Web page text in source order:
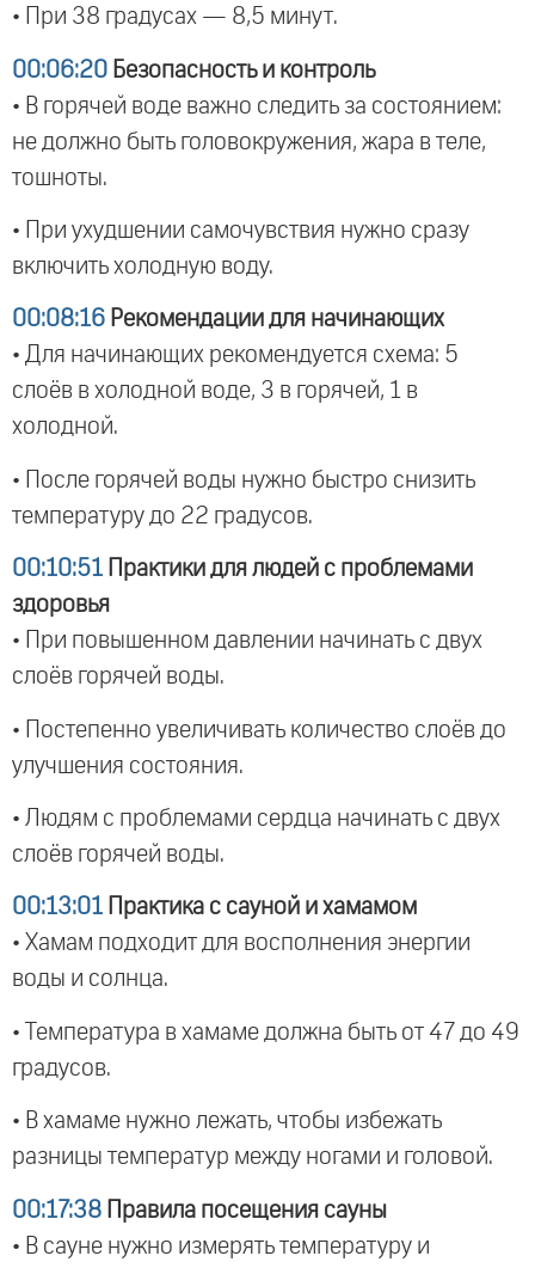
• При 38 градусах — 8,5 минут.
00:06:20 Безопасность и контроль
• В горячей воде важно следить за состоянием:
не должно быть головокружения, жара в теле,
тошноты.
• При ухудшении самочувствия нужно сразу
включить холодную воду.
00:08:16 Рекомендации для начинающих
• Для начинающих рекомендуется схема: 5
слоёв в холодной воде, 3 в горячей, 1 в
холодной.
• После горячей воды нужно быстро снизить
температуру до 22 градусов.
00:10:51 Практики для людей с проблемами
здоровья
• При повышенном давлении начинать с двух
слоёв горячей воды.
• Постепенно увеличивать количество слоёв до
улучшения состояния.
• Людям с проблемами сердца начинать с двух
слоёв горячей воды.
00:13:01 Практика с сауной и хамамом
• Хамам подходит для восполнения энергии
воды и солнца.
• Температура в хамаме должна быть от 47 до 49
градусов.
• В хамаме нужно лежать, чтобы избежать
разницы температур между ногами и головой.
00:17:38 Правила посещения сауны
• В сауне нужно измерять температуру и